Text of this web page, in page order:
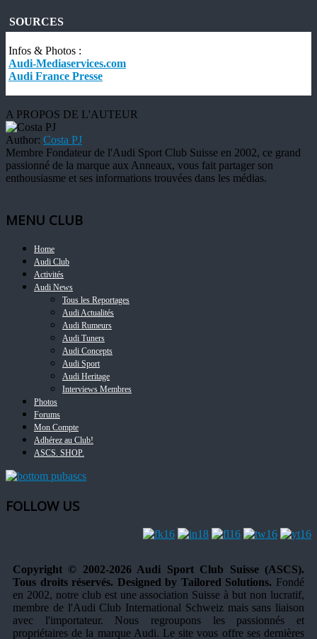
SOURCES
Infos & Photos :
Audi-Mediaservices.com
Audi France Presse
A PROPOS DE L'AUTEUR
Author: Costa PJ
Membre Fondateur de l'Audi Sport Club Suisse en 2002, ce grand
passionné de la marque aux Anneaux, vous fait partager son
enthousiasme et ses informations trouvées dans les médias.
MENU CLUB
Home
Audi Club
Activités
Audi News
Tous les Reportages
Audi Actualités
Audi Rumeurs
Audi Tuners
Audi Concepts
Audi Sport
Audi Heritage
Interviews Membres
Photos
Forums
Mon Compte
Adhérez au Club!
ASCS. SHOP.
FOLLOW US
Copyright © 2002-2026 Audi Sport Club Suisse (ASCS).
Tous droits réservés. Designed by Tailored Solutions. Fondé
en 2002, notre club est une association Suisse à but non lucratif,
membre de l'Audi Club International Schweiz mais sans liaison
avec l'importateur. Nous regroupons les passionnés et
propriétaires de la marque Audi. Le site vous offre ses dernières